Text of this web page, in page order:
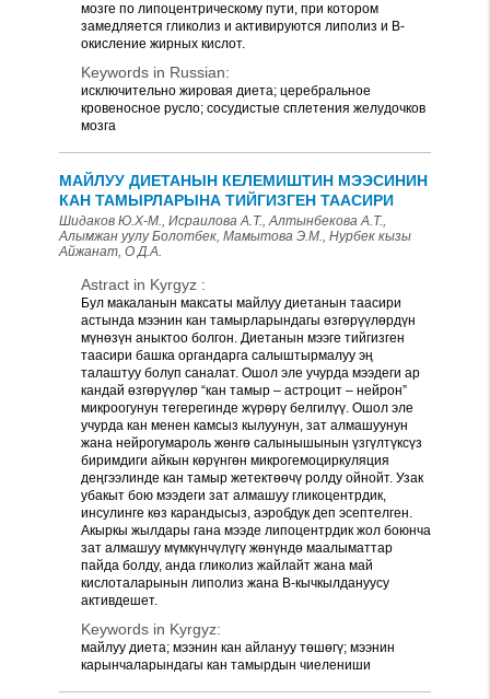
мозге по липоцентрическому пути, при котором
замедляется гликолиз и активируются липолиз и В-
окисление жирных кислот.
Keywords in Russian:
исключительно жировая диета; церебральное
кровеносное русло; сосудистые сплетения желудочков
мозга
МАЙЛУУ ДИЕТАНЫН КЕЛЕМИШТИН МЭЭСИНИН
КАН ТАМЫРЛАРЫНА ТИЙГИЗГЕН ТААСИРИ
Шидаков Ю.Х-М., Исраилова А.Т., Алтынбекова А.Т.,
Алымжан уулу Болотбек, Мамытова Э.М., Нурбек кызы
Айжанат, О Д.А.
Astract in Kyrgyz :
Бул макаланын максаты майлуу диетанын таасири
астында мээнин кан тамырларындагы өзгөрүүлөрдүн
мүнөзүн аныктоо болгон. Диетанын мээге тийгизген
таасири башка органдарга салыштырмалуу эң
талаштуу болуп саналат. Ошол эле учурда мээдеги ар
кандай өзгөрүүлөр “кан тамыр – астроцит – нейрон”
микроогунун тегерегинде жүрөрү белгилүү. Ошол эле
учурда кан менен камсыз кылуунун, зат алмашуунун
жана нейрогумароль жөнгө салынышынын үзгүлтүксүз
биримдиги айкын көрүнгөн микрогемоциркуляция
деңгээлинде кан тамыр жетектөөчү ролду ойнойт. Узак
убакыт бою мээдеги зат алмашуу гликоцентрдик,
инсулинге көз карандысыз, аэробдук деп эсептелген.
Акыркы жылдары гана мээде липоцентрдик жол боюнча
зат алмашуу мүмкүнчүлүгү жөнүндө маалыматтар
пайда болду, анда гликолиз жайлайт жана май
кислоталарынын липолиз жана В-кычкылдануусу
активдешет.
Keywords in Kyrgyz:
майлуу диета; мээнин кан айлануу төшөгү; мээнин
карынчаларындагы кан тамырдын чиелениши